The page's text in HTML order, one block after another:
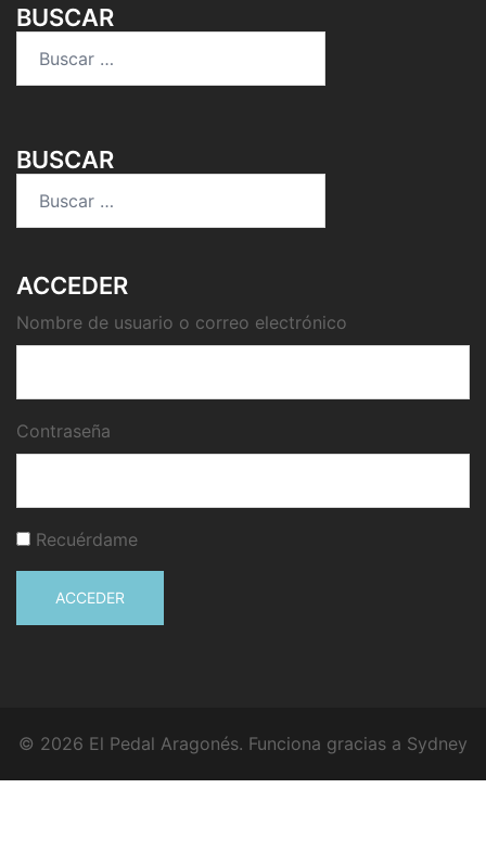
BUSCAR
BUSCAR
ACCEDER
Nombre de usuario o correo electrónico
Contraseña
Recuérdame
ACCEDER
© 2026 El Pedal Aragonés. Funciona gracias a Sydney